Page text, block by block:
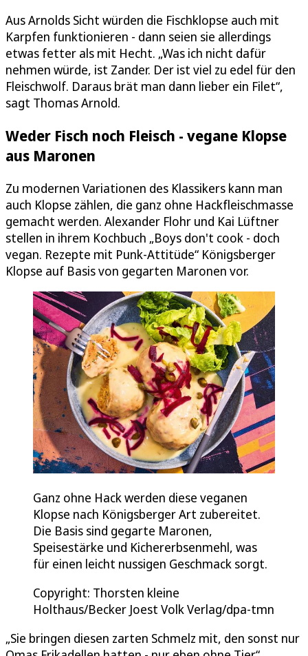
Aus Arnolds Sicht würden die Fischklopse auch mit
Karpfen funktionieren - dann seien sie allerdings
etwas fetter als mit Hecht. „Was ich nicht dafür
nehmen würde, ist Zander. Der ist viel zu edel für den
Fleischwolf. Daraus brät man dann lieber ein Filet“,
sagt Thomas Arnold.
Weder Fisch noch Fleisch - vegane Klopse
aus Maronen
Zu modernen Variationen des Klassikers kann man
auch Klopse zählen, die ganz ohne Hackfleischmasse
gemacht werden. Alexander Flohr und Kai Lüftner
stellen in ihrem Kochbuch „Boys don't cook - doch
vegan. Rezepte mit Punk-Attitüde“ Königsberger
Klopse auf Basis von gegarten Maronen vor.
Ganz ohne Hack werden diese veganen
Klopse nach Königsberger Art zubereitet.
Die Basis sind gegarte Maronen,
Speisestärke und Kichererbsenmehl, was
für einen leicht nussigen Geschmack sorgt.
Copyright: Thorsten kleine
Holthaus/Becker Joest Volk Verlag/dpa-tmn
„Sie bringen diesen zarten Schmelz mit, den sonst nur